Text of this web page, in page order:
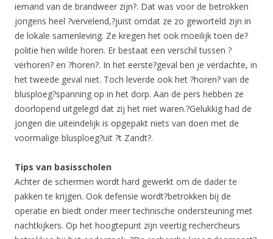
iemand van de brandweer zijn?. Dat was voor de betrokken
jongens heel ?vervelend,?juist omdat ze zo geworteld zijn in
de lokale samenleving. Ze kregen het ook moeilijk toen de?
politie hen wilde horen. Er bestaat een verschil tussen ?
verhoren? en ?horen?. In het eerste?geval ben je verdachte, in
het tweede geval niet. Toch leverde ook het ?horen? van de
blusploeg?spanning op in het dorp. Aan de pers hebben ze
doorlopend uitgelegd dat zij het niet waren.?Gelukkig had de
jongen die uiteindelijk is opgepakt niets van doen met de
voormalige blusploeg?uit ?t Zandt?.
Tips van basisscholen
Achter de schermen wordt hard gewerkt om de dader te
pakken te krijgen. Ook defensie wordt?betrokken bij de
operatie en biedt onder meer technische ondersteuning met
nachtkijkers. Op het hoogtepunt zijn veertig rechercheurs